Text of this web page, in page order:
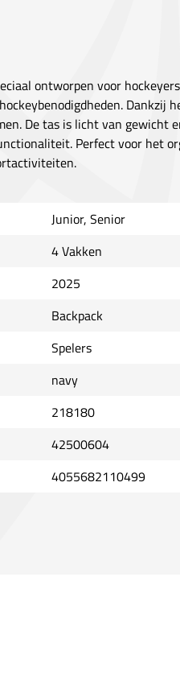
ontworpen voor
Dankzij
De tas is licht van gewicht
Perfect voor het
Junior, Senior
4 Vakken
2025
Backpack
Spelers
navy
218180
42500604
4055682110499